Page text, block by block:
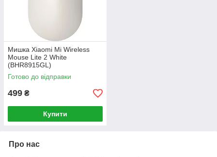
Мишка Xiaomi Mi Wireless
Mouse Lite 2 White
(BHR8915GL)
Готово до відправки
499 ₴
Купити
Про нас